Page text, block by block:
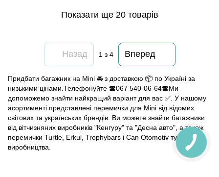
Показати ще 20 товарів
Назад 1 з 4 Вперед
Придбати багажник на Mini 🚘 з доставкою 📦 по Україні за
низькими цінами.Телефонуйте 🕿067 540-06-64🕿Ми
допоможемо знайти найкращий варіант для вас ✅. У нашому
асортименті представлені перемички для Mini від відомих
світових та українських брендів. Ви можете знайти багажники
від вітчизняних виробників "Кенгуру" та "Десна авто", а також
перемички Turtle, Erkul, Trophybars і Can Otomotiv турецького
виробництва.